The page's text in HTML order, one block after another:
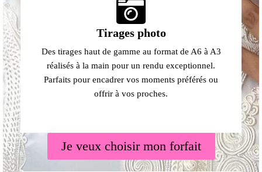
Tirages photo
Des tirages haut de gamme au format de A6 à A3
réalisés à la main pour un rendu exceptionnel.
Parfaits pour encadrer vos moments préférés ou
offrir à vos proches.
Je veux choisir mon forfait